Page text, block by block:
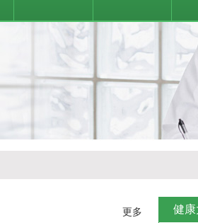
更多 健康